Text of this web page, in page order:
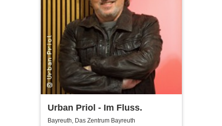
Urban Priol - Im Fluss.
Bayreuth, Das Zentrum Bayreuth